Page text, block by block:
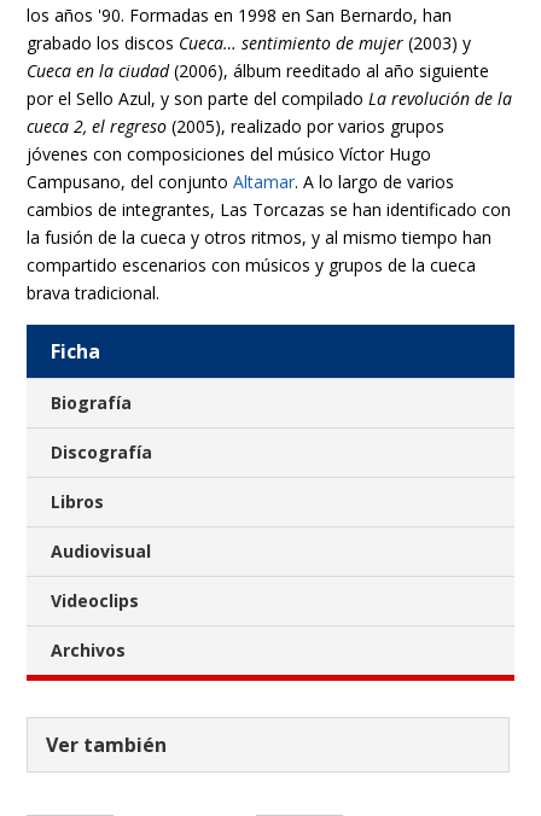
los años '90. Formadas en 1998 en San Bernardo, han
grabado los discos Cueca… sentimiento de mujer(2003) y
Cueca en la ciudad(2006), álbum reeditado al año siguiente
por el Sello Azul, y son parte del compilado La revolución de la
cueca 2, el regreso(2005), realizado por varios grupos
jóvenes con composiciones del músico Víctor Hugo
Campusano, del conjunto Altamar. A lo largo de varios
cambios de integrantes, Las Torcazas se han identificado con
la fusión de la cueca y otros ritmos, y al mismo tiempo han
compartido escenarios con músicos y grupos de la cueca
brava tradicional.
Ficha
Biografía
Discografía
Libros
Audiovisual
Videoclips
Archivos
Ver también